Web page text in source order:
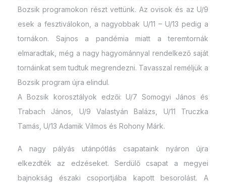
Bozsik programokon részt vettünk. Az ovisok és az U/9
esek a fesztiválokon, a nagyobbak U/11 – U/13 pedig a
tornákon. Sajnos a pandémia miatt a teremtornák
elmaradtak, még a nagy hagyománnyal rendelkező saját
tornáinkat sem tudtuk megrendezni. Tavasszal reméljük a
Bozsik program újra elindul.
A Bozsik korosztályok edzői: U/7 Somogyi János és
Trabach János, U/9 Valastyán Balázs, U/11 Truczka
Tamás, U/13 Adamik Vilmos és Rohony Márk.
A nagy pályás utánpótlás csapataink nyáron újra
elkezdték az edzéseket. Serdülő csapat a megyei
bajnokság északi csoportjába kapott besorolást. A